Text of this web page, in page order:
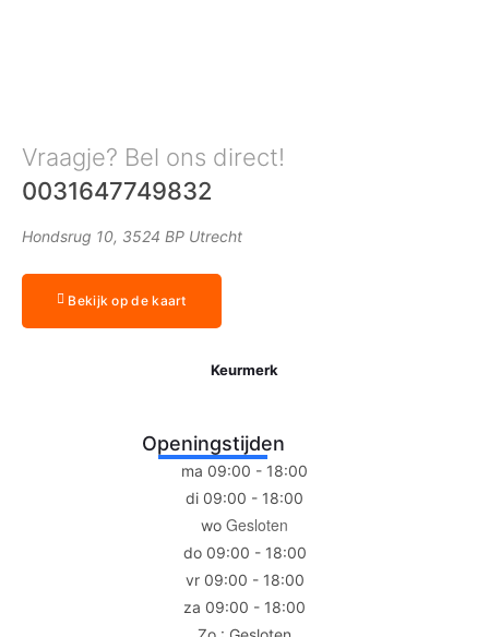
Vraagje? Bel ons direct!
0031647749832
Hondsrug 10, 3524 BP Utrecht
Bekijk op de kaart
Keurmerk
Openingstijden
ma 09:00 - 18:00
di 09:00 - 18:00
wo Gesloten
do 09:00 - 18:00
vr 09:00 - 18:00
za 09:00 - 18:00